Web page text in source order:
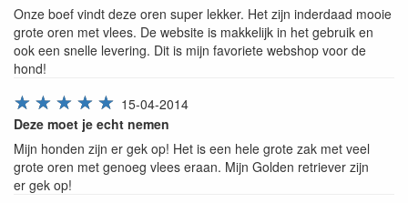
Onze boef vindt deze oren super lekker. Het zijn inderdaad mooie
grote oren met vlees. De website is makkelijk in het gebruik en
ook een snelle levering. Dit is mijn favoriete webshop voor de
hond!
☆
☆
☆
☆
☆
15-04-2014
Deze moet je echt nemen
Mijn honden zijn er gek op! Het is een hele grote zak met veel
grote oren met genoeg vlees eraan. Mijn Golden retriever zijn
er gek op!